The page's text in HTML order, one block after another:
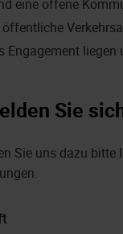
eine offene
liegen
Sie
Sie uns dazu